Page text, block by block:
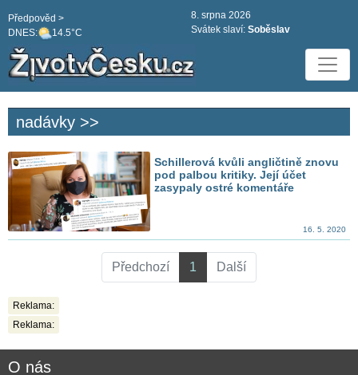
DNES: 14.5°C
Předpověd >
8. srpna 2026
Svátek slaví: Soběslav
nadávky >>
Schillerová kvůli angličtině znovu
pod palbou kritiky. Její účet
zasypaly ostré komentáře
16. 5. 2020
Předchozí 1 Další
Reklama:
Reklama:
O nás